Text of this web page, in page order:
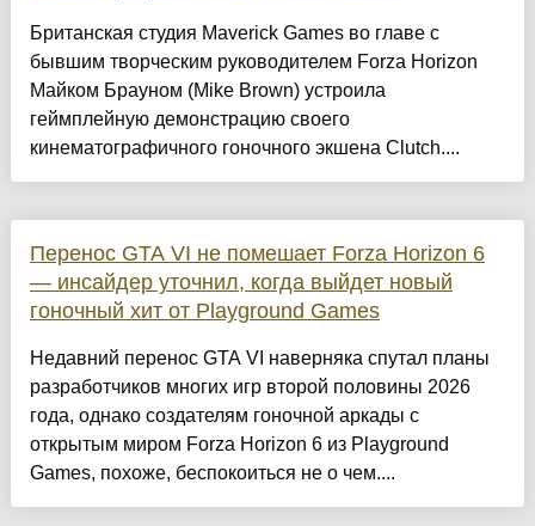
Британская студия Maverick Games во главе с
бывшим творческим руководителем Forza Horizon
Майком Брауном (Mike Brown) устроила
геймплейную демонстрацию своего
кинематографичного гоночного экшена Clutch....
Перенос GTA VI не помешает Forza Horizon 6
— инсайдер уточнил, когда выйдет новый
гоночный хит от Playground Games
Недавний перенос GTA VI наверняка спутал планы
разработчиков многих игр второй половины 2026
года, однако создателям гоночной аркады с
открытым миром Forza Horizon 6 из Playground
Games, похоже, беспокоиться не о чем....